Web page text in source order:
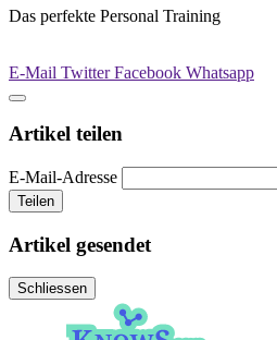
Das perfekte Personal Training
E-Mail TwitterFacebook Whatsapp
Artikel teilen
E-Mail-Adresse
Teilen
Artikel gesendet
Schliessen